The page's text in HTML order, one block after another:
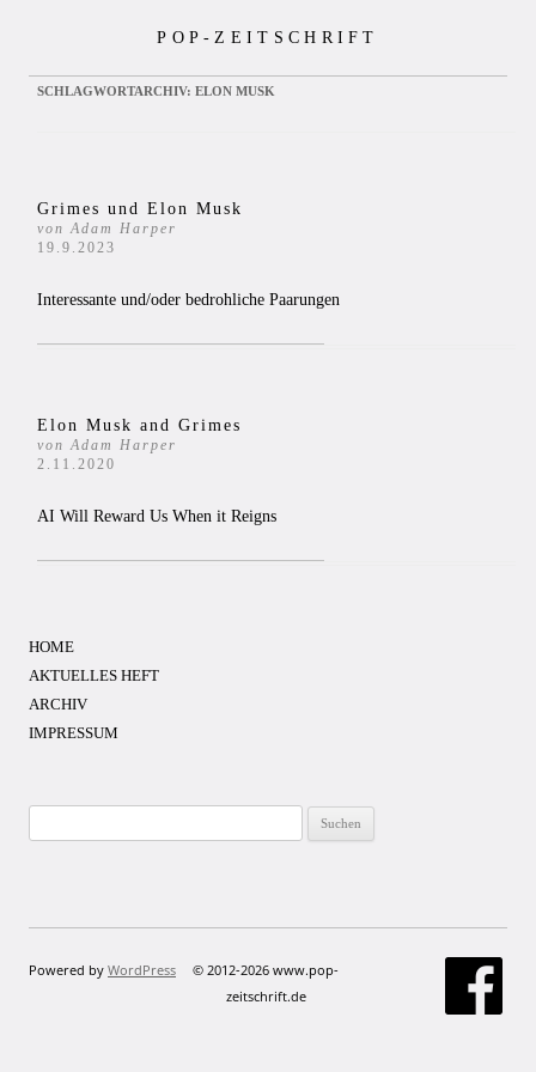
POP-ZEITSCHRIFT
SCHLAGWORTARCHIV: ELON MUSK
Grimes und Elon Musk
von Adam Harper
19.9.2023
Interessante und/oder bedrohliche Paarungen
Elon Musk and Grimes
von Adam Harper
2.11.2020
AI Will Reward Us When it Reigns
HOME
AKTUELLES HEFT
ARCHIV
IMPRESSUM
nach:
Powered by WordPress
© 2012-2026 www.pop-
zeitschrift.de